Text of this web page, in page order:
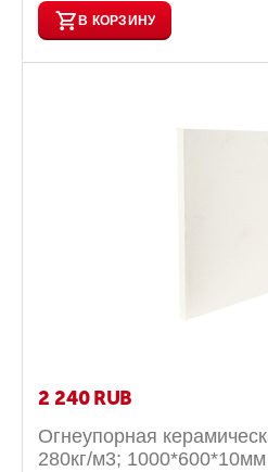
В КОРЗИНУ
2 240 RUB
Огнеупорная
280кг/м3; 1000*600*10мм